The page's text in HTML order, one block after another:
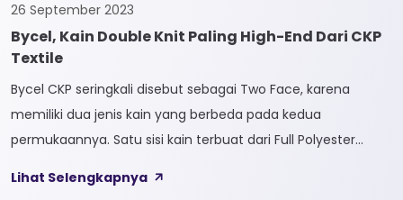
26 September 2023
Bycel, Kain Double Knit Paling High-End Dari CKP
Textile
Bycel CKP seringkali disebut sebagai Two Face, karena
memiliki dua jenis kain yang berbeda pada kedua
permukaannya. Satu sisi kain terbuat dari Full Polyester
Bycel merupakan kain High-End karena bersifat Fungsional,
Lihat Selengkapnya